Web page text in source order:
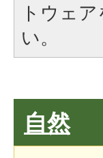
トウェ
い。
自然